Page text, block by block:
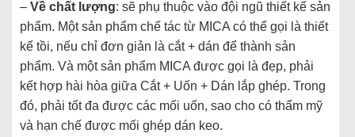
– Về chất lượng: sẽ phụ thuộc vào đội ngũ thiết kế sản
phẩm. Một sản phẩm chế tác từ MICA có thể gọi là thiết
kế tồi, nếu chỉ đơn giản là cắt + dán để thành sản
phẩm. Và một sản phẩm MICA được gọi là đẹp, phải
kết hợp hài hòa giữa Cắt + Uốn + Dán lắp ghép. Trong
đó, phải tốt đa được các mối uốn, sao cho có thẩm mỹ
và hạn chế được mối ghép dán keo.